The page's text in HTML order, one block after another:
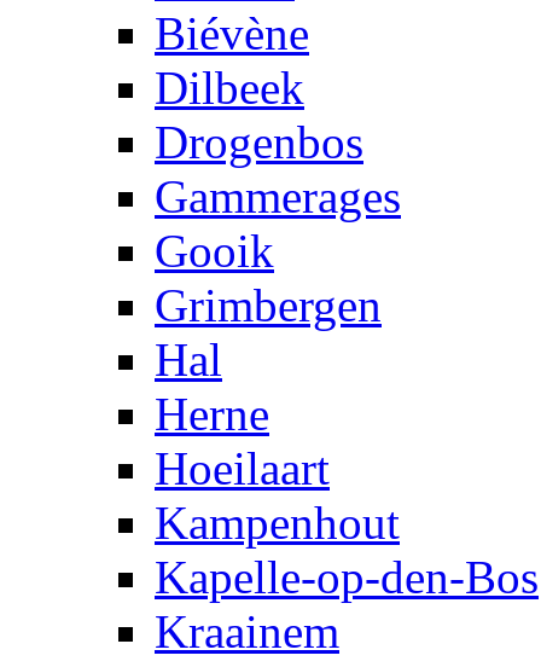
Biévène
Dilbeek
Drogenbos
Gammerages
Gooik
Grimbergen
Hal
Herne
Hoeilaart
Kampenhout
Kapelle-op-den-Bos
Kraainem